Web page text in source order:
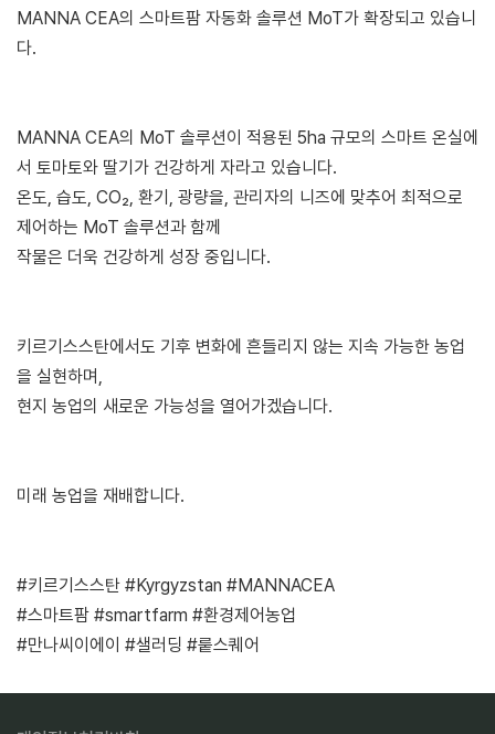
MANNA CEA의 스마트팜 자동화 솔루션 MoT가 확장되고 있습니
다.
MANNA CEA의 MoT 솔루션이 적용된 5ha 규모의 스마트 온실에
서 토마토와 딸기가 건강하게 자라고 있습니다.
온도, 습도, CO₂, 환기, 광량을, 관리자의 니즈에 맞추어 최적으로
제어하는 MoT 솔루션과 함께
작물은 더욱 건강하게 성장 중입니다.
키르기스스탄에서도 기후 변화에 흔들리지 않는 지속 가능한 농업
을 실현하며,
현지 농업의 새로운 가능성을 열어가겠습니다.
미래 농업을 재배합니다.
#키르기스스탄 #Kyrgyzstan #MANNACEA
#스마트팜 #smartfarm #환경제어농업
#만나씨이에이 #샐러딩 #뤁스퀘어